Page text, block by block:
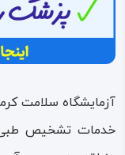
آزمایشگاه سلامت
خدمات تشخیص طبی،